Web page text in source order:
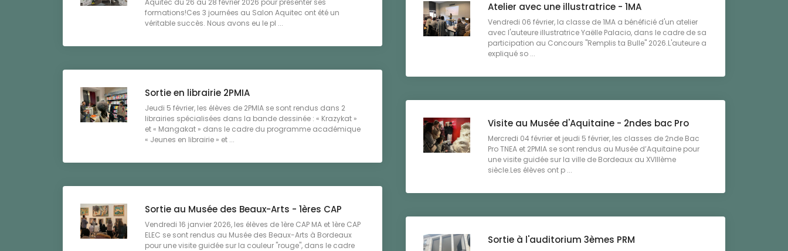
Aquitec du 26 au 28 février 2026 pour présenter ses
formations!Ces 3 journées au Salon Aquitec ont été un
véritable succès. Nous avons eu le pl ...
Atelier avec une illustratrice - 1MA
Vendredi 06 février, la classe de 1MA a bénéficié d'un atelier
avec l'auteure illustratrice Yaëlle Palacio, dans le cadre de sa
participation au Concours "Remplis ta Bulle" 2026.L'auteure a
expliqué so ...
Sortie en librairie 2PMIA
Jeudi 5 février, les élèves de 2PMIA se sont rendus dans 2
librairies spécialisées dans la bande dessinée : « Krazykat »
et « Mangakat » dans le cadre du programme académique
« Jeunes en librairie » et ...
Visite au Musée d'Aquitaine - 2ndes bac Pro
Mercredi 04 février et jeudi 5 février, les classes de 2nde Bac
Pro TNEA et 2PMIA se sont rendus au Musée d’Aquitaine pour
une visite guidée sur la ville de Bordeaux au XVIIIème
siècle.Les élèves ont p ...
Sortie au Musée des Beaux-Arts - 1ères CAP
Vendredi 16 janvier 2026, les élèves de 1ère CAP MA et 1ère CAP
ELEC se sont rendus au Musée des Beaux-Arts à Bordeaux
pour une visite guidée sur la couleur "rouge", dans le cadre
Sortie à l'auditorium 3èmes PRM